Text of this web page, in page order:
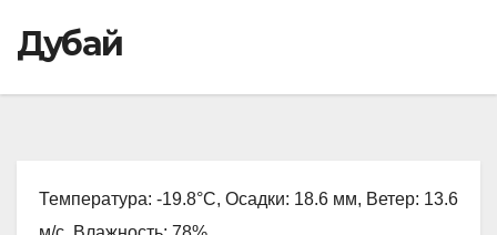
Дубай
Температура: -19.8°C, Осадки: 18.6 мм, Ветер: 13.6